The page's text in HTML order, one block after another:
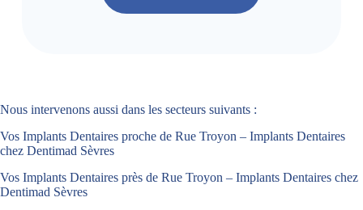
Nous intervenons aussi dans les secteurs suivants :
Vos Implants Dentaires proche de Rue Troyon – Implants Dentaires
chez Dentimad Sèvres
Vos Implants Dentaires près de Rue Troyon – Implants Dentaires chez
Dentimad Sèvres